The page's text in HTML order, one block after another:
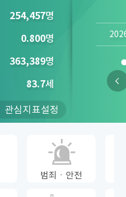
254,457명
0.800명
363,389명
83.7세
관심지표설정
범죄ㆍ안전